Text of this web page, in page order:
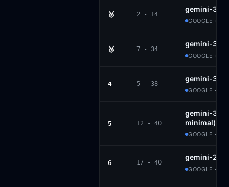
🥈 2 - 14
gemini-3.1-
GOOGLE ·
🥉 7 - 34
gemini-3-
GOOGLE ·
4 5 - 38
gemini-3.5-
GOOGLE ·
5 12 - 40
gemini-3-
minimal)
GOOGLE ·
6 17 - 40
gemini-
GOOGLE ·